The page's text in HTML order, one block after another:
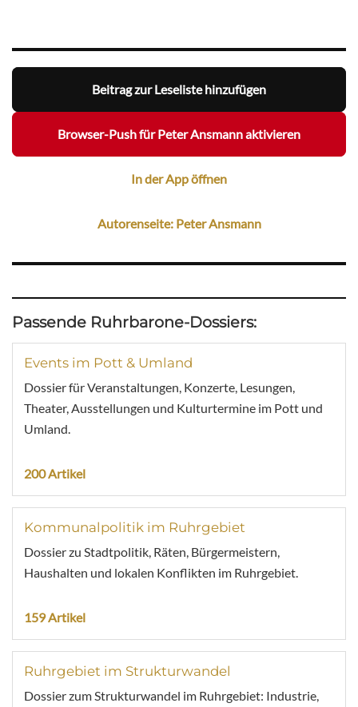
Beitrag zur Leseliste hinzufügen
Browser-Push für Peter Ansmann aktivieren
In der App öffnen
Autorenseite: Peter Ansmann
Passende Ruhrbarone-Dossiers:
Events im Pott & Umland
Dossier für Veranstaltungen, Konzerte, Lesungen,
Theater, Ausstellungen und Kulturtermine im Pott und
Umland.
200 Artikel
Kommunalpolitik im Ruhrgebiet
Dossier zu Stadtpolitik, Räten, Bürgermeistern,
Haushalten und lokalen Konflikten im Ruhrgebiet.
159 Artikel
Ruhrgebiet im Strukturwandel
Dossier zum Strukturwandel im Ruhrgebiet: Industrie,